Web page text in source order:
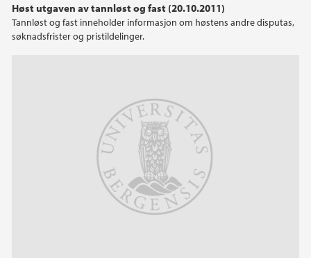
Høst utgaven av tannløst og fast (20.10.2011)
Tannløst og fast inneholder informasjon om høstens andre disputas,
søknadsfrister og pristildelinger.